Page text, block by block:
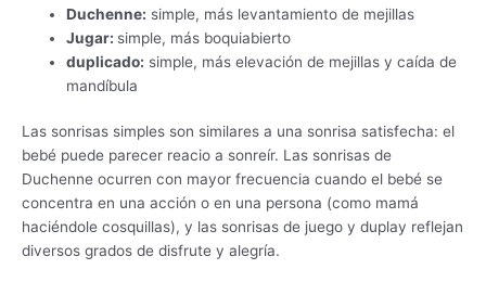
Duchenne: simple, más levantamiento de mejillas
Jugar: simple, más boquiabierto
duplicado: simple, más elevación de mejillas y caída de
mandíbula
Las sonrisas simples son similares a una sonrisa satisfecha: el
bebé puede parecer reacio a sonreír. Las sonrisas de
Duchenne ocurren con mayor frecuencia cuando el bebé se
concentra en una acción o en una persona (como mamá
haciéndole cosquillas), y las sonrisas de juego y duplay reflejan
diversos grados de disfrute y alegría.